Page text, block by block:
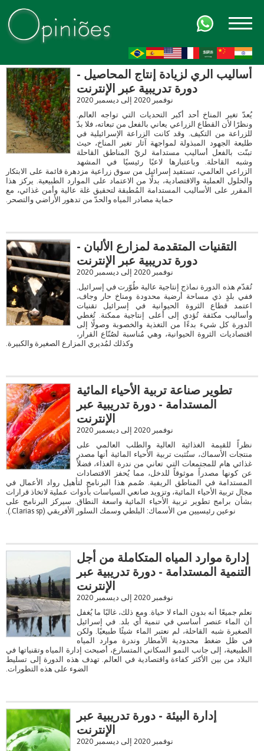
أساليب الري لزيادة إنتاج المحاصيل -
دورة تدريبية عبر الإنترنت
نوفمبر 2020 إلى ديسمبر 2020
يُعدّ تغير المناخ أحد أكبر التحديات التي تواجه العالم.
ونظرًا لأن القطاع الزراعي يعاني بالفعل من تبعاته، فلا بدّ
للزراعة من التكيف. وقد كانت الزراعة الإسرائيلية في
طليعة الجهود المبذولة لمواجهة آثار تغير المناخ، حيث
تبنّت بالفعل أساليب مستدامة لريّ المناطق القاحلة
وشبه القاحلة. وباعتبارها لاعبًا رئيسيًا في المشهد
الزراعي العالمي، تستفيد إسرائيل من سوق زراعية مزدهرة قائمة على الابتكار
والحلول العملية والاقتصادية، بدلًا من الاعتماد على الموارد الطبيعية. يركز هذا
المقرر على الأساليب المستدامة المُطبقة لتحقيق غلة عالية وأمن غذائي، مع
حماية مصادر المياه والحدّ من تدهور الأراضي والتصحر.
التقنيات المتقدمة لمزارع الألبان -
دورة تدريبية عبر الإنترنت
نوفمبر 2020 إلى ديسمبر 2020
تُقدّم هذه الدورة نماذج إنتاجية عالية طُوّرت في إسرائيل.
ففي بلدٍ ذي مساحة أرضية محدودة ومناخ حار وجاف،
اعتمد قطاع الثروة الحيوانية في إسرائيل تقنيات
وأساليب مكثفة تُؤدي إلى أعلى إنتاجية ممكنة. تُغطي
الدورة كل شيء بدءًا من التغذية والخصوبة وصولًا إلى
اقتصاديات الثروة الحيوانية، وهي مُناسبة لصُنّاع القرار،
وكذلك لمُديري المزارع الصغيرة والكبيرة.
تطوير صناعة تربية الأحياء المائية
المستدامة - دورة تدريبية عبر
الإنترنت
نوفمبر 2020 إلى ديسمبر 2020
نظراً للقيمة الغذائية العالية والطلب العالمي على
منتجات الأسماك، ستُثبت تربية الأحياء المائية أنها مصدر
غذائي هام للمجتمعات التي تعاني من ندرة الغذاء، فضلاً
عن كونها مصدراً موثوقاً للدخل، مما يُحفز الاقتصادات
المستدامة في المناطق الريفية. صُمم هذا البرنامج لتأهيل رواد الأعمال في
مجال تربية الأحياء المائية، وتزويد صانعي السياسات بأدوات عملية لاتخاذ قرارات
بشأن برامج تطوير تربية الأحياء المائية واسعة النطاق. سيركز البرنامج على
نوعين رئيسيين من الأسماك: البلطي وسمك السلور الأفريقي (Clarias sp.).
إدارة موارد المياه المتكاملة من أجل
التنمية المستدامة - دورة تدريبية عبر
الإنترنت
نوفمبر 2020 إلى ديسمبر 2020
نعلم جميعًا أنه بدون الماء لا حياة. ومع ذلك، غالبًا ما يُغفل
أن الماء عنصر أساسي في تنمية أي بلد. في إسرائيل
الصغيرة شبه القاحلة، لم نعتبر الماء شيئًا طبيعيًا. ولكن
في ظل ضغط محدودية الأمطار وندرة موارد المياه
الطبيعية، إلى جانب النمو السكاني المتسارع، أصبحت إدارة المياه وتقنياتها في
البلاد من بين الأكثر كفاءة واقتصادية في العالم. تهدف هذه الدورة إلى تسليط
الضوء على هذه التطورات.
إدارة البيئة - دورة تدريبية عبر
الإنترنت
نوفمبر 2020 إلى ديسمبر 2020